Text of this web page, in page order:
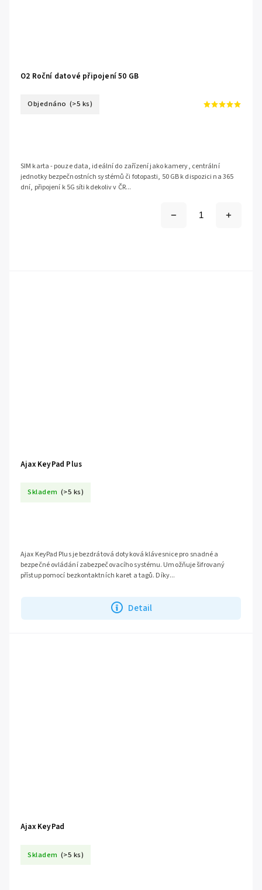
O2 Roční datové připojení 50 GB
Objednáno (>5 ks)
SIM karta - pouze data, ideální do zařízení jako kamery, centrální
jednotky bezpečnostních systémů či fotopasti, 50 GB k dispozici na 365
dní, připojení k 5G síti kdekoliv v ČR...
Ajax KeyPad Plus
Skladem (>5 ks)
Detail
Ajax KeyPad Plus je bezdrátová dotyková klávesnice pro snadné a
bezpečné ovládání zabezpečovacího systému. Umožňuje šifrovaný
přístup pomocí bezkontaktních karet a tagů. Díky...
Ajax KeyPad
Skladem (>5 ks)